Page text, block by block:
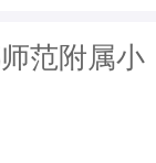
范附属小